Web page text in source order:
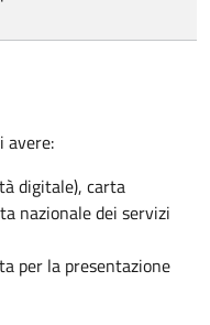
avere:
digitale), carta
nazionale dei servizi
per la presentazione